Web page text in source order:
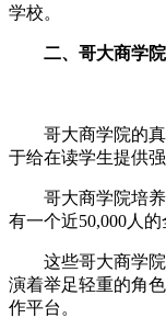
学校。
二、哥大商学院
哥大商学院的真
于给在读学生提供
哥大商学院培养
有一个近50,000人的
这些哥大商学院
演着举足轻重的角
作平台。